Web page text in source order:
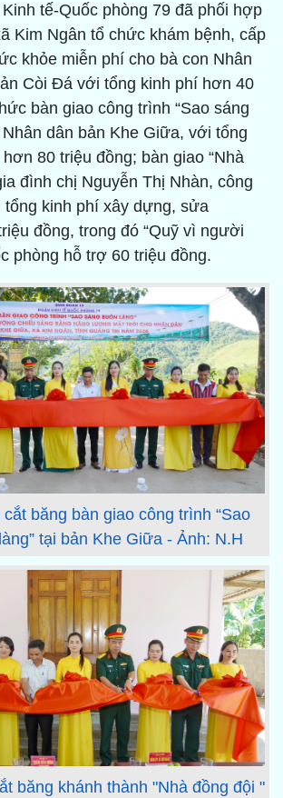
tế-Quốc phòng 79 đã phối hợp
Kim Ngân tổ chức khám bệnh, cấp
khỏe miễn phí cho bà con Nhân
Còi Đá với tổng kinh phí hơn 40
bàn giao công trình “Sao sáng
Nhân dân bản Khe Giữa, với tổng
80 triệu đồng; bàn giao “Nhà
đình chị Nguyễn Thị Nhàn, công
kinh phí xây dựng, sửa
đồng, trong đó “Quỹ vì người
phòng hỗ trợ 60 triệu đồng.
băng bàn giao công trình “Sao
tại bản Khe Giữa - Ảnh: N.H
băng khánh thành "Nhà đồng đội "